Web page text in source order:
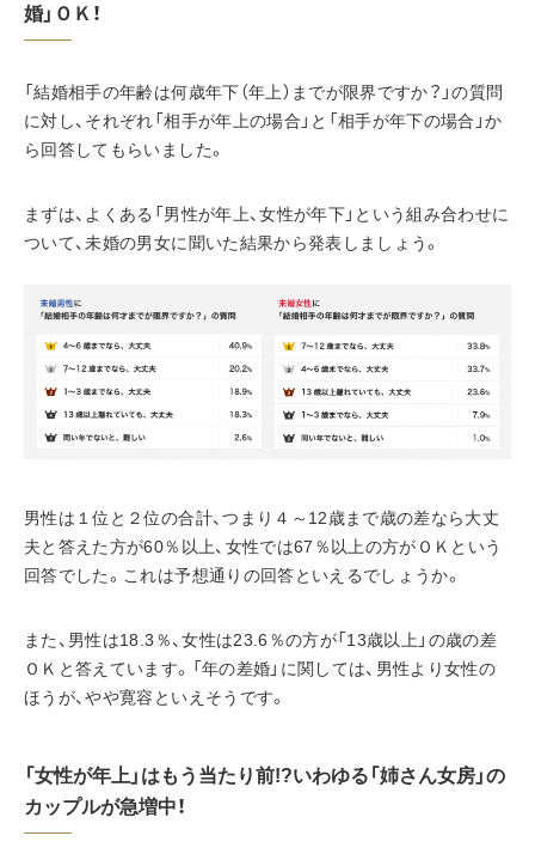
婚」ＯＫ！
「結婚相手の年齢は何歳年下（年上）までが限界ですか？」の質問
に対し、それぞれ「相手が年上の場合」と「相手が年下の場合」か
ら回答してもらいました。
まずは、よくある「男性が年上、女性が年下」という組み合わせに
ついて、未婚の男女に聞いた結果から発表しましょう。
男性は１位と２位の合計、つまり４～12歳まで歳の差なら大丈
夫と答えた方が60％以上、女性では67％以上の方がＯＫという
回答でした。これは予想通りの回答といえるでしょうか。
また、男性は18.3％、女性は23.6％の方が「13歳以上」の歳の差
ＯＫと答えています。「年の差婚」に関しては、男性より女性の
ほうが、やや寛容といえそうです。
「女性が年上」はもう当たり前!?いわゆる「姉さん女房」の
カップルが急増中！